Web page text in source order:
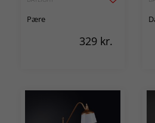
Pære
329 kr.